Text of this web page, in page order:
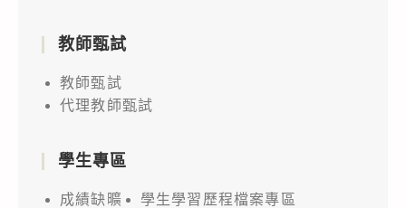
教師甄試
教師甄試
代理教師甄試
學生專區
成績缺曠 學生學習歷程檔案專區